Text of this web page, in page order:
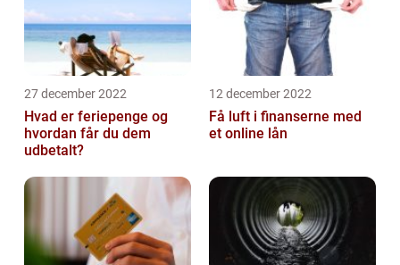
27 december 2022
Hvad er feriepenge og
hvordan får du dem
udbetalt?
12 december 2022
Få luft i finanserne med
et online lån